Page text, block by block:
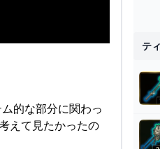
的な部分に関わっ
えて見たかったの
テ